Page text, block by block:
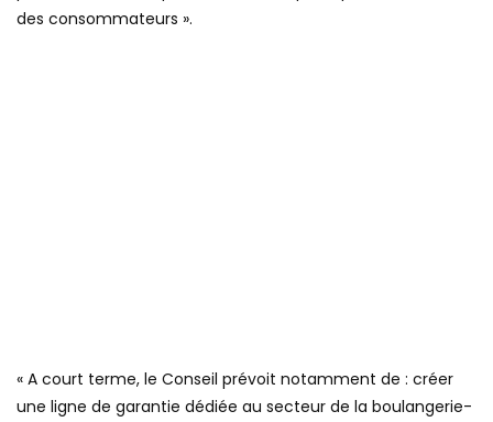
des consommateurs ».
« A court terme, le Conseil prévoit notamment de : créer
une ligne de garantie dédiée au secteur de la boulangerie-